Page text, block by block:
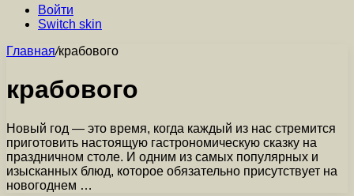
Войти
Switch skin
Главная/крабового
крабового
Новый год — это время, когда каждый из нас стремится
приготовить настоящую гастрономическую сказку на
праздничном столе. И одним из самых популярных и
изысканных блюд, которое обязательно присутствует на
новогоднем …